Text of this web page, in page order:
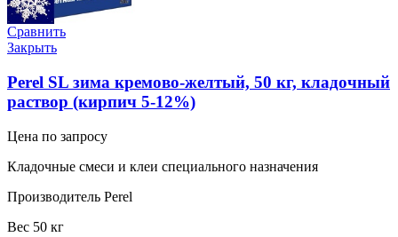
Сравнить
Закрыть
Perel SL зима кремово-желтый, 50 кг, кладочный
раствор (кирпич 5-12%)
Цена по запросу
Кладочные смеси и клеи специального назначения
Производитель Perel
Вес 50 кг